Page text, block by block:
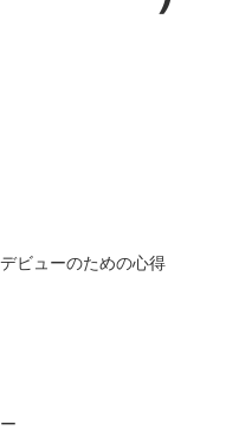
ビューのための心得